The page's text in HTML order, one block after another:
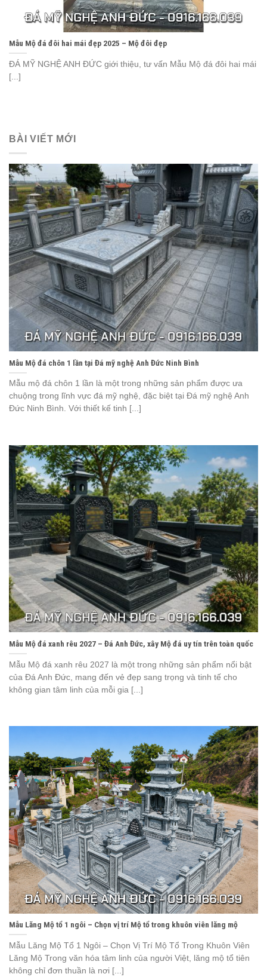
Mẫu Mộ đá đôi hai mái đẹp 2025 – Mộ đôi đẹp
ĐÁ MỸ NGHỆ ANH ĐỨC giới thiệu, tư vấn Mẫu Mộ đá đôi hai mái
[...]
BÀI VIẾT MỚI
Mẫu Mộ đá chôn 1 lần tại Đá mỹ nghệ Anh Đức Ninh Bình
Mẫu mộ đá chôn 1 lần là một trong những sản phẩm được ưa
chuộng trong lĩnh vực đá mỹ nghệ, đặc biệt tại Đá mỹ nghệ Anh
Đức Ninh Bình. Với thiết kế tinh [...]
Mẫu Mộ đá xanh rêu 2027 – Đá Anh Đức, xây Mộ đá uy tín trên toàn quốc
Mẫu Mộ đá xanh rêu 2027 là một trong những sản phẩm nổi bật
của Đá Anh Đức, mang đến vẻ đẹp sang trọng và tinh tế cho
không gian tâm linh của mỗi gia [...]
Mẫu Lăng Mộ tổ 1 ngôi – Chọn vị trí Mộ tổ trong khuôn viên lăng mộ
Mẫu Lăng Mộ Tổ 1 Ngôi – Chọn Vị Trí Mộ Tổ Trong Khuôn Viên
Lăng Mộ Trong văn hóa tâm linh của người Việt, lăng mộ tổ tiên
không chỉ đơn thuần là nơi [...]